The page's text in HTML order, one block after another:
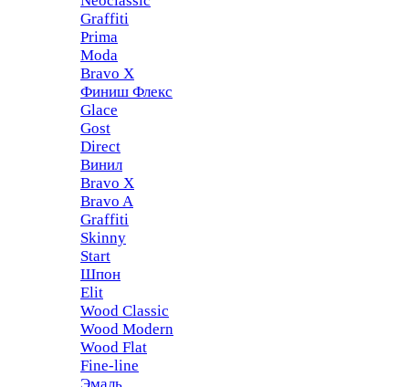
Graffiti
Prima
Moda
Bravo X
Финиш Флекс
Glace
Gost
Direct
Винил
Bravo X
Bravo A
Graffiti
Skinny
Start
Шпон
Elit
Wood Classic
Wood Modern
Wood Flat
Fine-line